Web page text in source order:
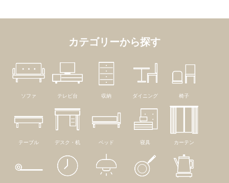
カテゴリーから探す
ソファ テレビ台 収納 ダイニング 椅子
テーブル デスク・机 ベッド 寝具 カーテン